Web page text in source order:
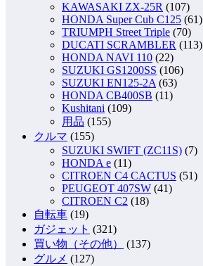
KAWASAKI ZX-25R (107)
HONDA Super Cub C125 (61)
TRIUMPH Street Triple (70)
DUCATI SCRAMBLER (113)
HONDA NAVI 110 (22)
SUZUKI GS1200SS (106)
SUZUKI EN125-2A (63)
HONDA CB400SB (11)
Kushitani (109)
用品 (155)
クルマ (155)
SUZUKI SWIFT (ZC11S) (7)
HONDA e (11)
CITROEN C4 CACTUS (51)
PEUGEOT 407SW (41)
CITROEN C2 (18)
自転車 (19)
ガジェット (321)
買い物（その他）
(137)
グルメ (127)